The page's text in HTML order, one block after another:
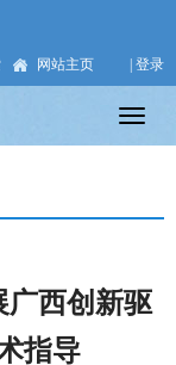
网站主页 | 登录
广西创新驱
指导